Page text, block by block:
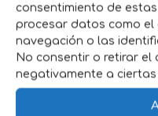
consentimiento de
procesar datos como
navegación o las
No consentir o retirar
negativamente a
Productos